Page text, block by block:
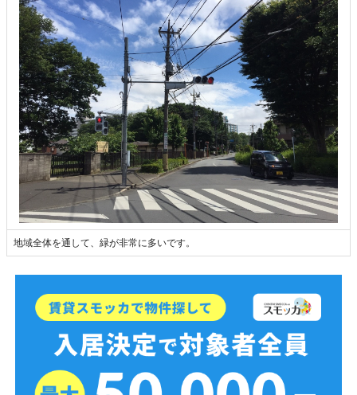
地域全体を通して、緑が非常に多いです。